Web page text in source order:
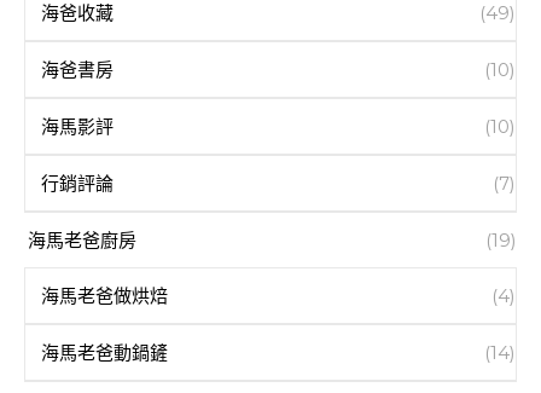
海爸收藏 (49)
海爸書房 (10)
海馬影評 (10)
行銷評論 (7)
海馬老爸廚房 (19)
海馬老爸做烘焙 (4)
海馬老爸動鍋鏟 (14)